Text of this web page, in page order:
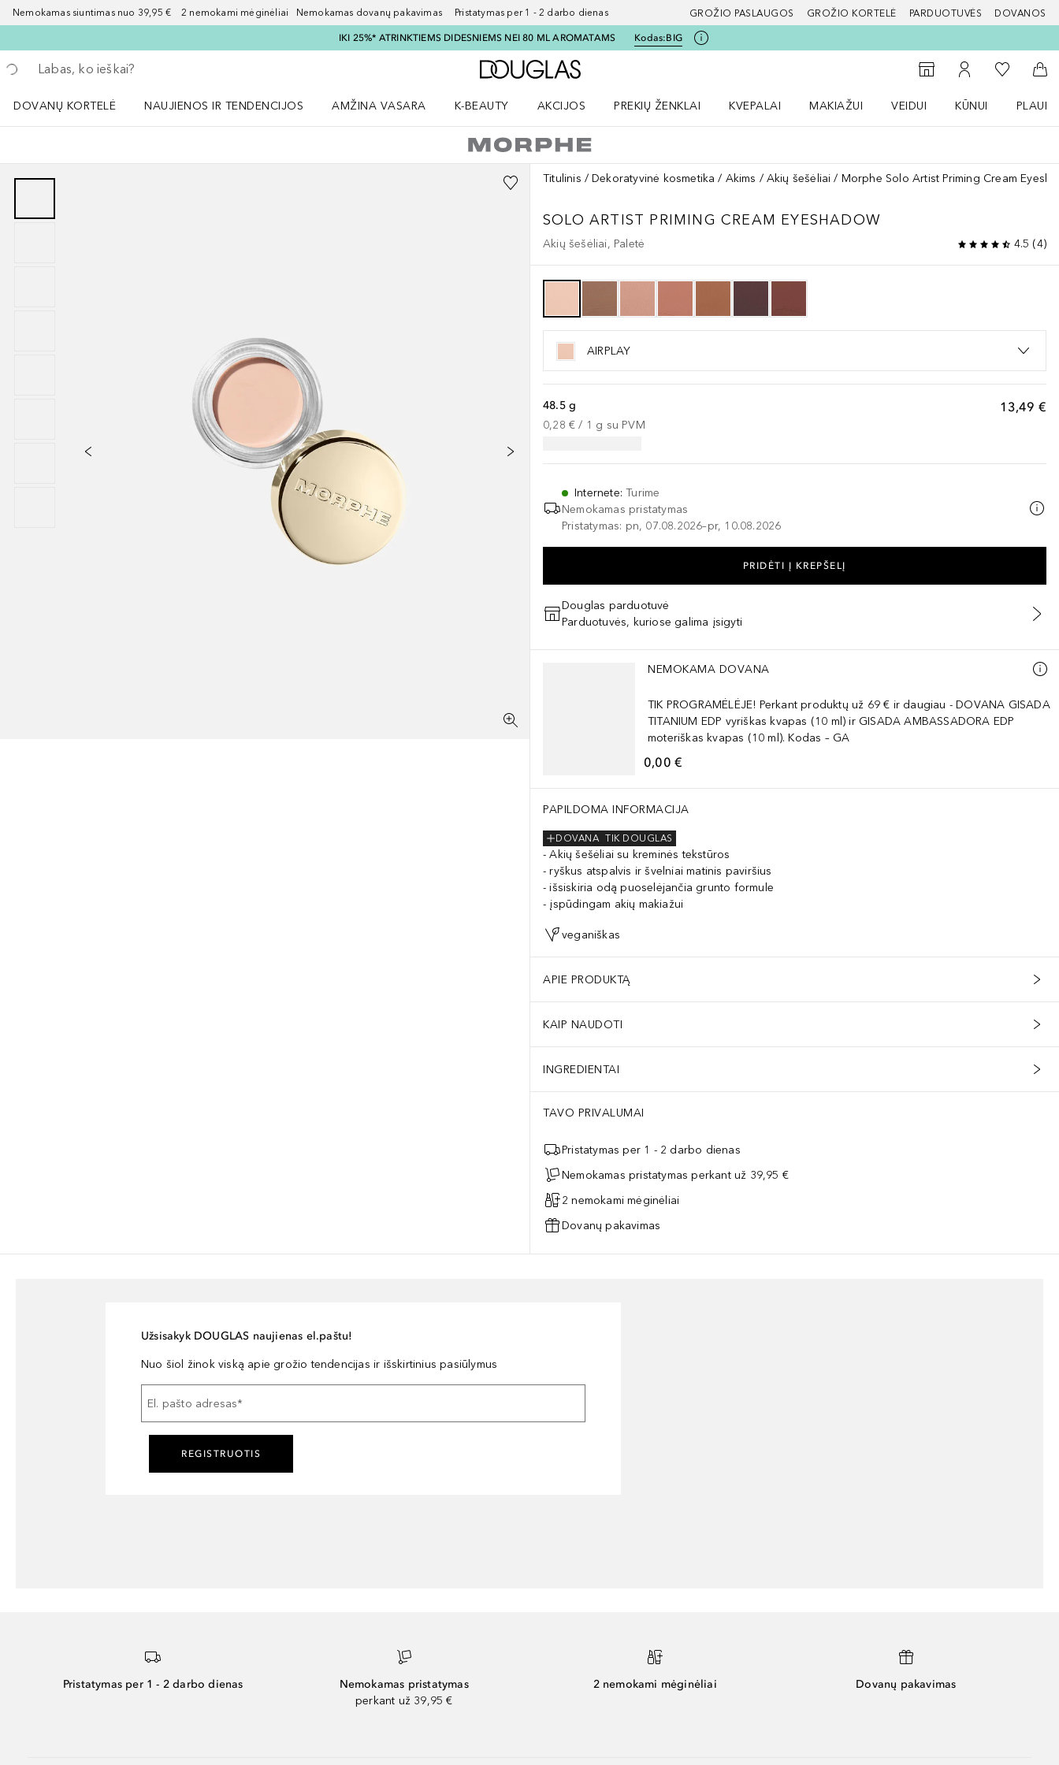
Nemokamas siuntimas nuo 39,95 € 2 nemokami mėginėliai Nemokamas dovanų pakavimas Pristatymas per 1 - 2 darbo dienas GROŽIO PASLAUGOS GROŽIO KORTELĖ PARDUOTUVĖS DOVANOS
IKI 25%* ATRINKTIEMS DIDESNIEMS NEI 80 ML AROMATAMS Kodas:BIG
Grįžk atgal
Vykdykite paiešką
Į Douglas pagrindinį puslapį
Į parduotuvių paiešką
Į mano paskyrą
Į mano
Į
DOVANŲ KORTELĖ
NAUJIENOS IR TENDENCIJOS
AMŽINA VASARA
K-BEAUTY
AKCIJOS
PREKIŲ ŽENKLAI
KVEPALAI
MAKIAŽUI
VEIDUI
KŪNUI
Titulinis Dekoratyvinė kosmetika Akims Akių šešėliai Morphe Solo Artist Priming Cream
SOLO ARTIST PRIMING CREAM EYESHADOW
Akių šešėliai, Paletė 4.5 (4)
AIRPLAY
13,49 €
48.5 g
0,28 € / 1 g su PVM
Internete:Turime
Nemokamas pristatymas
Pristatymas: pn, 07.08.2026–pr, 10.08.2026
PRIDĖTI Į KREPŠELĮ
Douglas parduotuvė
Parduotuvės, kuriose galima įsigyti
Praleisti slankiklį
NEMOKAMA DOVANA
TIK PROGRAMĖLĖJE! Perkant produktų už 69 € ir daugiau - DOVANA GISADA
TITANIUM EDP vyriškas kvapas (10 ml) ir GISADA AMBASSADORA EDP
moteriškas kvapas (10 ml). Kodas – GA
0,00 €
PAPILDOMA INFORMACIJA
TIK DOUGLAS
DOVANA
Akių šešėliai su kreminės tekstūros
ryškus atspalvis ir švelniai matinis paviršius
išsiskiria odą puoselėjančia grunto formule
įspūdingam akių makiažui
veganiškas
APIE PRODUKTĄ
KAIP NAUDOTI
INGREDIENTAI
TAVO PRIVALUMAI
Pristatymas per 1 - 2 darbo dienas
Nemokamas pristatymas perkant už 39,95 €
2 nemokami mėginėliai
Dovanų pakavimas
Užsisakyk DOUGLAS naujienas el.paštu!
Nuo šiol žinok viską apie grožio tendencijas ir išskirtinius pasiūlymus
El. pašto adresas*
REGISTRUOTIS
Pristatymas per 1 - 2 darbo dienas
Nemokamas pristatymas
perkant už 39,95 €
2 nemokami mėginėliai Dovanų pakavimas